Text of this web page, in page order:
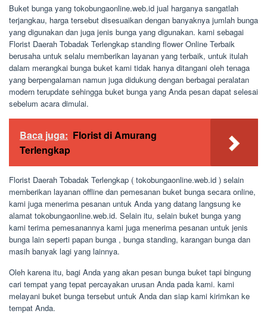
Buket bunga yang tokobungaonline.web.id jual harganya sangatlah
terjangkau, harga tersebut disesuaikan dengan banyaknya jumlah bunga
yang digunakan dan juga jenis bunga yang digunakan. kami sebagai
Florist Daerah Tobadak Terlengkap standing flower Online Terbaik
berusaha untuk selalu memberikan layanan yang terbaik, untuk itulah
dalam merangkai bunga buket kami tidak hanya ditangani oleh tenaga
yang berpengalaman namun juga didukung dengan berbagai peralatan
modern terupdate sehingga buket bunga yang Anda pesan dapat selesai
sebelum acara dimulai.
Baca juga: Florist di Amurang
Terlengkap
Florist Daerah Tobadak Terlengkap ( tokobungaonline.web.id ) selain
memberikan layanan offline dan pemesanan buket bunga secara online,
kami juga menerima pesanan untuk Anda yang datang langsung ke
alamat tokobungaonline.web.id. Selain itu, selain buket bunga yang
kami terima pemesanannya kami juga menerima pesanan untuk jenis
bunga lain seperti papan bunga , bunga standing, karangan bunga dan
masih banyak lagi yang lainnya.
Oleh karena itu, bagi Anda yang akan pesan bunga buket tapi bingung
cari tempat yang tepat percayakan urusan Anda pada kami. kami
melayani buket bunga tersebut untuk Anda dan siap kami kirimkan ke
tempat Anda.